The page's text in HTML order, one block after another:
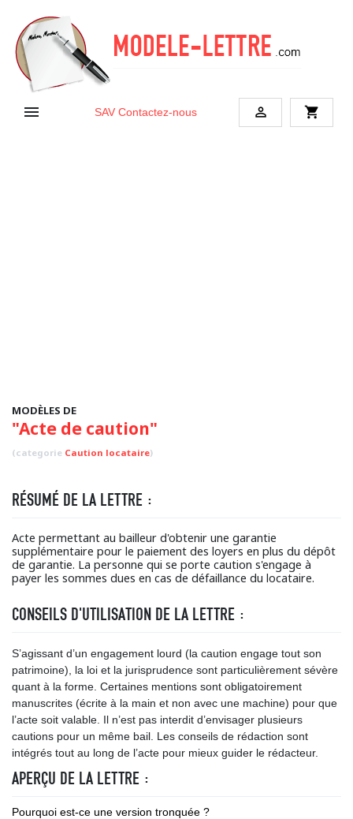
 SAV Contactez-nous  shopping_cart
MODÈLES DE
"Acte de caution"
(categorie Caution locataire)
RÉSUMÉ DE LA LETTRE :
Acte permettant au bailleur d'obtenir une garantie
supplémentaire pour le paiement des loyers en plus du dépôt
de garantie. La personne qui se porte caution s'engage à
payer les sommes dues en cas de défaillance du locataire.
CONSEILS D'UTILISATION DE LA LETTRE :
S’agissant d’un engagement lourd (la caution engage tout son
patrimoine), la loi et la jurisprudence sont particulièrement sévère
quant à la forme. Certaines mentions sont obligatoirement
manuscrites (écrite à la main et non avec une machine) pour que
l’acte soit valable. Il n’est pas interdit d’envisager plusieurs
cautions pour un même bail. Les conseils de rédaction sont
intégrés tout au long de l’acte pour mieux guider le rédacteur.
APERÇU DE LA LETTRE :
Pourquoi est-ce une version tronquée ?